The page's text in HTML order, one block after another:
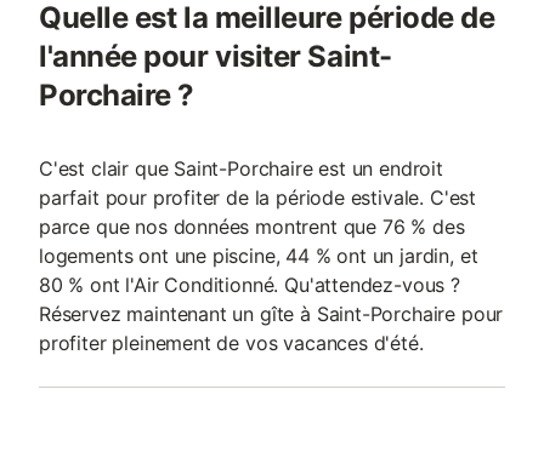
Quelle est la meilleure période de
l'année pour visiter Saint-
Porchaire ?
C'est clair que Saint-Porchaire est un endroit
parfait pour profiter de la période estivale. C'est
parce que nos données montrent que 76 % des
logements ont une piscine, 44 % ont un jardin, et
80 % ont l'Air Conditionné. Qu'attendez-vous ?
Réservez maintenant un gîte à Saint-Porchaire pour
profiter pleinement de vos vacances d'été.